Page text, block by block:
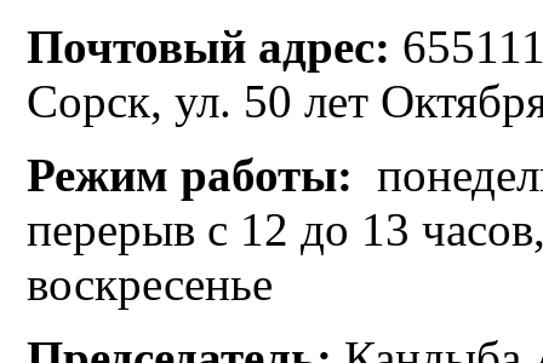
Почтовый адрес:
Сорск, ул. 50 лет
Режим работы:
перерыв с 12 до 13
воскресенье